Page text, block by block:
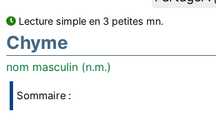
Lecture simple en 3 petites mn.
Chyme
nom masculin (n.m.)
Sommaire :